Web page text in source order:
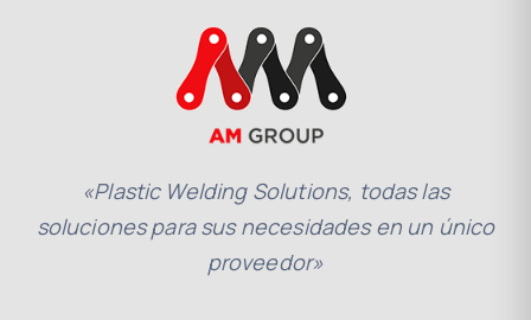
«Plastic Welding Solutions, todas las
soluciones para sus necesidades en un único
proveedor»